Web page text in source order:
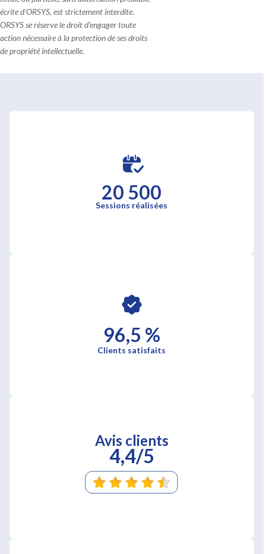
écrite d'ORSYS, est strictement interdite.
ORSYS se réserve le droit d'engager toute
action nécessaire à la protection de ses droits
de propriété intellectuelle.
20 500
Sessions réalisées
96,5 %
Clients satisfaits
Avis clients
4,4/5